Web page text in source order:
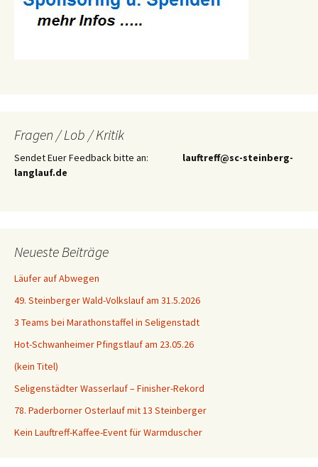
Fragen / Lob / Kritik
Sendet Euer Feedback bitte an: lauftreff@sc-steinberg-
langlauf.de
Neueste Beiträge
Läufer auf Abwegen
49. Steinberger Wald-Volkslauf am 31.5.2026
3 Teams bei Marathonstaffel in Seligenstadt
Hot-Schwanheimer Pfingstlauf am 23.05.26
(kein Titel)
Seligenstädter Wasserlauf – Finisher-Rekord
78. Paderborner Osterlauf mit 13 Steinberger
Kein Lauftreff-Kaffee-Event für Warmduscher